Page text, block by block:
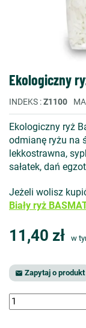
Ekologiczny
INDEKS Z1100
Ekologiczny ryż
odmianę ryżu na
lekkostrawna,
sałatek, dań
Jeżeli wolisz
Biały ryż
11,40 zł w
 Zapytaj o produkt